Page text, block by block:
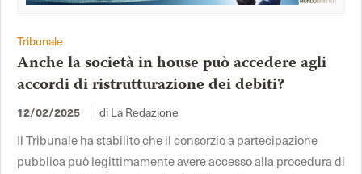
Tribunale
Anche la società in house può accedere agli
accordi di ristrutturazione dei debiti?
12/02/2025 di La Redazione
Il Tribunale ha stabilito che il consorzio a partecipazione
pubblica può legittimamente avere accesso alla procedura di